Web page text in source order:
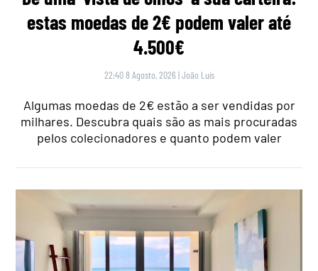
estas moedas de 2€ podem valer até
4.500€
22:40 8 Agosto, 2026 |João Luís
Algumas moedas de 2€ estão a ser vendidas por
milhares. Descubra quais são as mais procuradas
pelos colecionadores e quanto podem valer